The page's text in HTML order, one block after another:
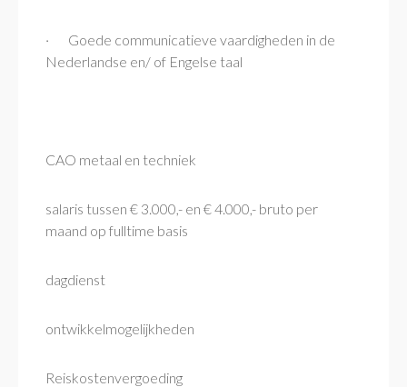
· Goede communicatieve vaardigheden in de
Nederlandse en/ of Engelse taal
CAO metaal en techniek
salaris tussen € 3.000,- en € 4.000,- bruto per
maand op fulltime basis
dagdienst
ontwikkelmogelijkheden
Reiskostenvergoeding